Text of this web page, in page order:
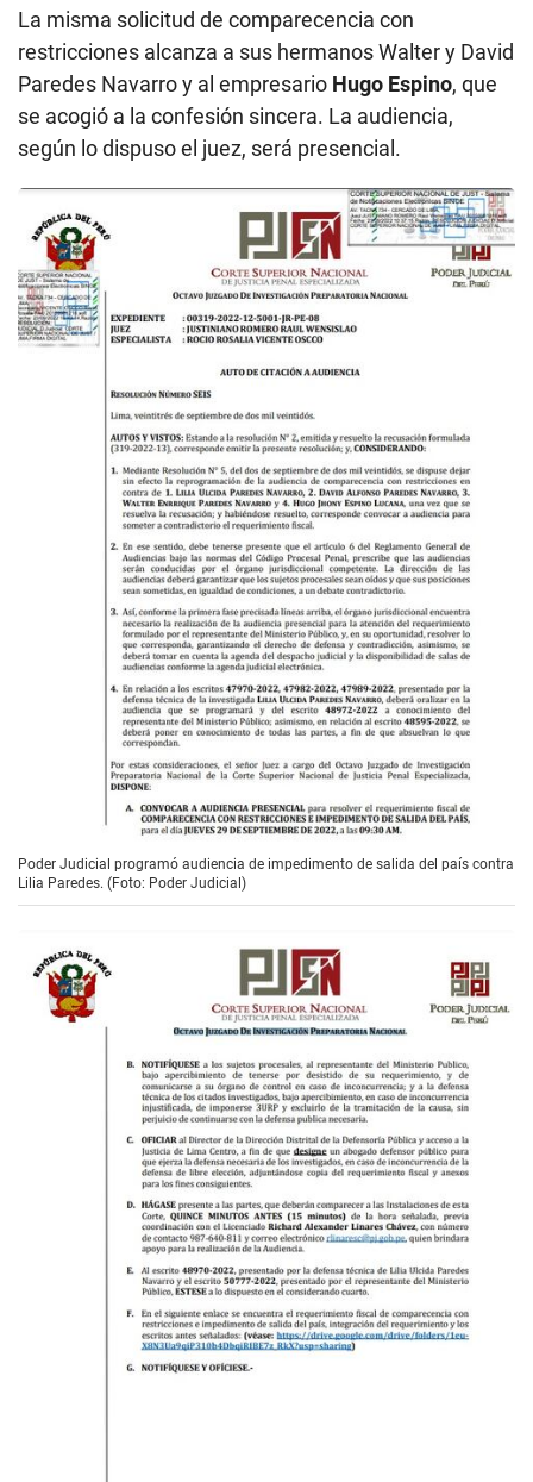
La misma solicitud de comparecencia con
restricciones alcanza a sus hermanos Walter y David
Paredes Navarro y al empresario Hugo Espino, que
se acogió a la confesión sincera. La audiencia,
según lo dispuso el juez, será presencial.
Poder Judicial programó audiencia de impedimento de salida del país contra
Lilia Paredes. (Foto: Poder Judicial)